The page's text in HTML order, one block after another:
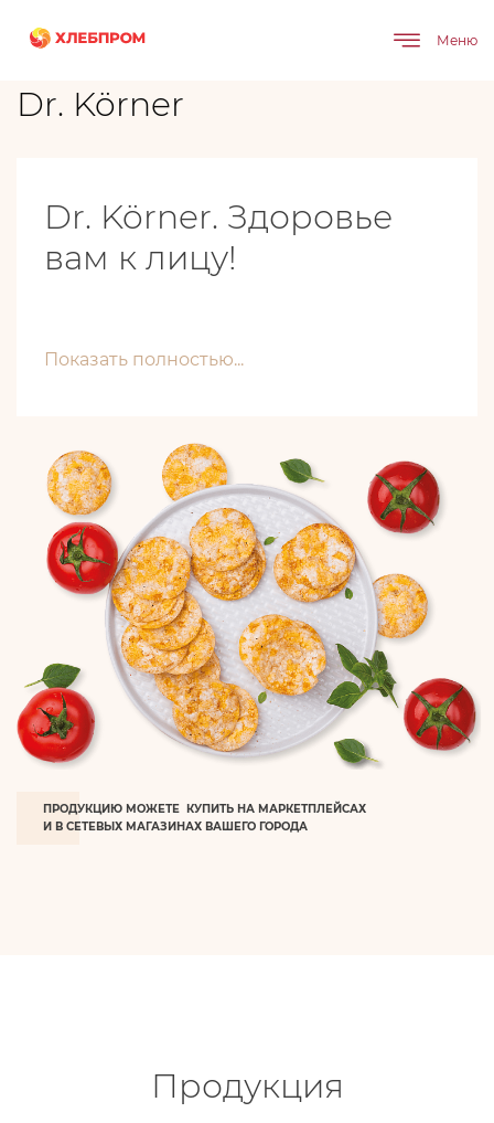
Меню
Dr. Körner
ПРОДУКЦИЮ МОЖЕТЕ КУПИТЬ НА МАРКЕТПЛЕЙСАХ
И В СЕТЕВЫХ МАГАЗИНАХ ВАШЕГО ГОРОДА
Dr. Körner. Здоровье
вам к лицу!
Показать полностью...
Продукция